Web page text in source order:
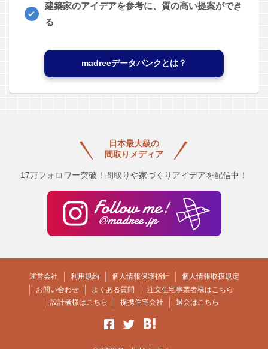
建築家のアイデアを参考に、質の高い提案ができ
る
madreeデータバンクとは？
日本最大級の
間取りメディア
17万フォロワー突破！間取りや家づくりアイデアを配信中！
運営会社 利用規約 個人情報保護指針
個人情報取扱規定
お問い合わせ
よくある質問
注文住宅事業者様はこちら
設計者様はこちら
提携住宅会社 退会はこちら